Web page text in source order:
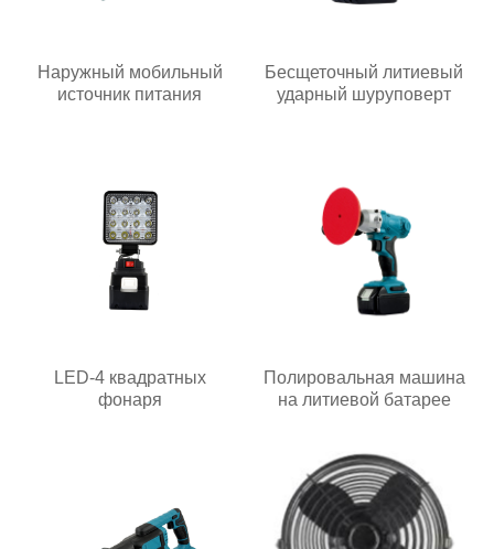
Наружный мобильный
источник питания
Бесщеточный литиевый
ударный шуруповерт
LED-4 квадратных
фонаря
Полировальная машина
на литиевой батарее